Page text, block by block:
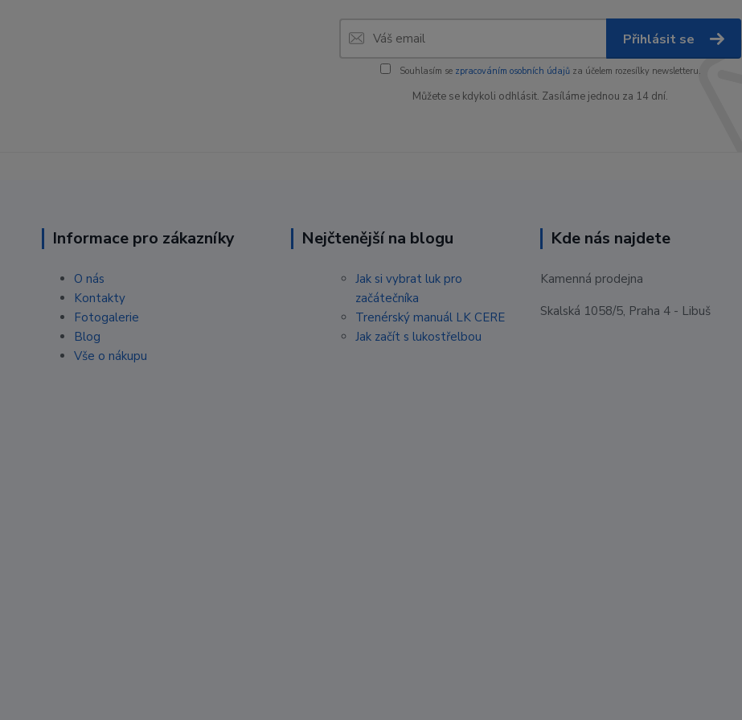
Přihlásit se
Souhlasím se zpracováním osobních údajůza účelem rozesílky newsletteru.
Můžete se kdykoli odhlásit. Zasíláme jednou za 14 dní.
Informace pro zákazníky
O nás
Kontakty
Fotogalerie
Blog
Vše o nákupu
Nejčtenější na blogu
Jak si vybrat luk pro
začátečníka
Trenérský manuál LK CERE
Jak začít s lukostřelbou
Kde nás najdete
Kamenná prodejna
Skalská 1058/5, Praha 4 - Libuš